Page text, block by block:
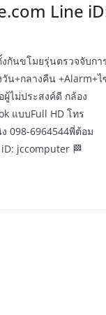
Line
กันขโมยรุ่นตรวจจับกา
น+กลางคืน +Alarm+ไ
ไม่ประสงค์ดี กล้อง
แบบFull HD โทร
098-6964544พี่ต้อม
jccomputer 🏁